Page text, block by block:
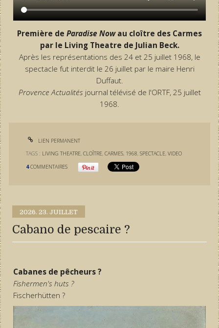
Première de Paradise Nowau cloître des Carmes
par le Living Theatre de Julian Beck.
Après les représentations des 24 et 25 juillet 1968, le
spectacle fut interdit le 26 juillet par le maire Henri
Duffaut.
Provence Actualités journal télévisé de l'ORTF, 25 juillet
1968.
LIEN PERMANENT
TAGS : LIVING THEATRE,CLOÎTRE,CARMES, 1968,SPECTACLE,VIDEO
4 COMMENTAIRES
2026. 23. JUILLET
Cabano de pescaire ?
Cabanes de pêcheurs ?
Fishermen's huts ?
Fischerhütten ?